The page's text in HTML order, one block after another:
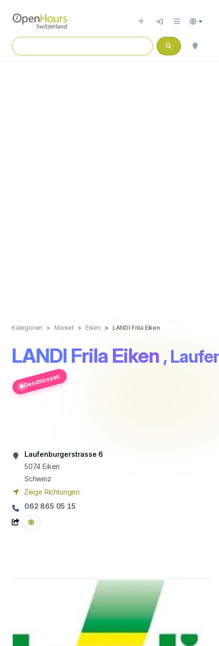
Kategorien Market Eiken LANDI Frila Eiken
LANDI Frila Eiken ,
Geschlossen
Laufenburgerstrasse 6
5074 Eiken
Schweiz
Zeige Richtungen
062 865 05 15